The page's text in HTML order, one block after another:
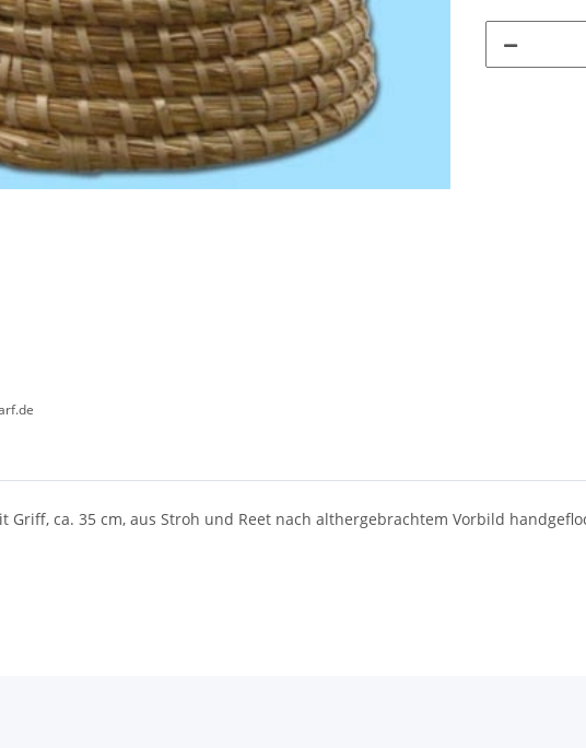
Griff, ca. 35 cm, aus Stroh und Reet nach althergebrachtem Vorbild